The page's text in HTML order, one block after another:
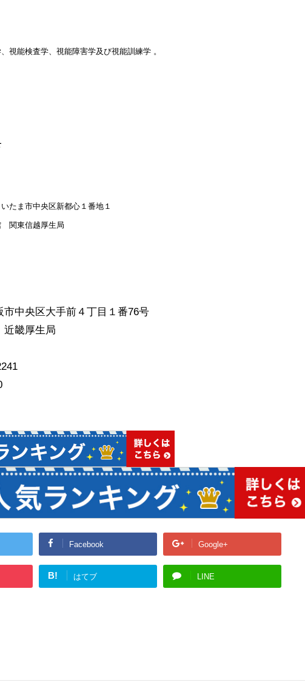
視能検査学、視能障害学及び視能訓練学 。
市中央区新都心１番地１
関東信越厚生局
中央区大手前４丁目１番76号
畿厚生局
Facebook Google+
B! はてブ LINE